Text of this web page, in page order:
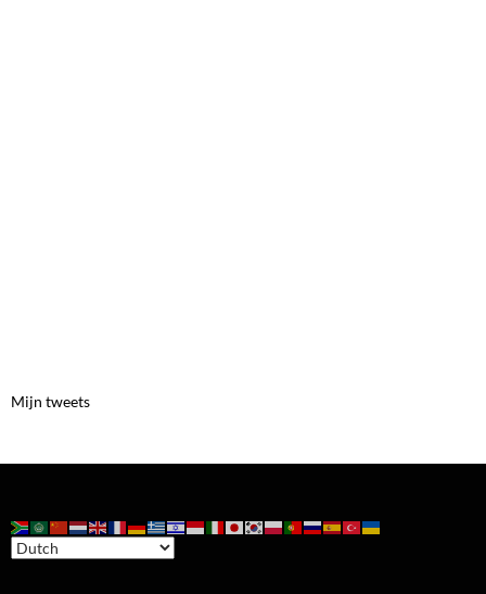
Mijn tweets